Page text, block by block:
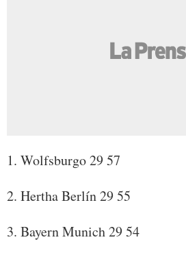
1. Wolfsburgo 29 57
2. Hertha Berlín 29 55
3. Bayern Munich 29 54